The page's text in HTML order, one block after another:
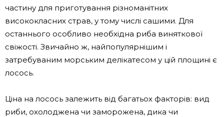
частину для приготування різноманітних
висококласних страв, у тому числі сашими. Для
останнього особливо необхідна риба виняткової
свіжості. Звичайно ж, найпопулярнішим і
затребуваним морським делікатесом у цій площині є
лосось.
Ціна на лосось залежить від багатьох факторів: вид
риби, охолоджена чи заморожена, дика чи